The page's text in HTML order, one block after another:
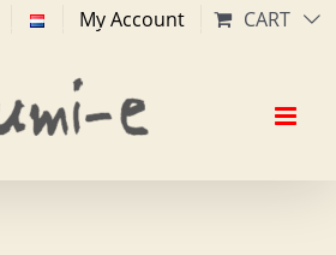
My Account CART